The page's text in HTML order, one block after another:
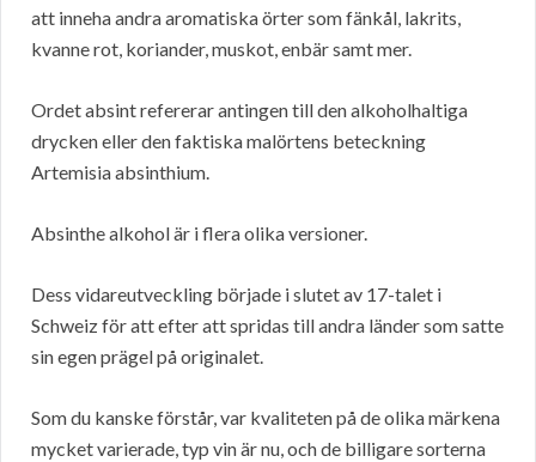
att inneha andra aromatiska örter som fänkål, lakrits,
kvanne rot, koriander, muskot, enbär samt mer.
Ordet absint refererar antingen till den alkoholhaltiga
drycken eller den faktiska malörtens beteckning
Artemisia absinthium.
Absinthe alkohol är i flera olika versioner.
Dess vidareutveckling började i slutet av 17-talet i
Schweiz för att efter att spridas till andra länder som satte
sin egen prägel på originalet.
Som du kanske förstår, var kvaliteten på de olika märkena
mycket varierade, typ vin är nu, och de billigare sorterna